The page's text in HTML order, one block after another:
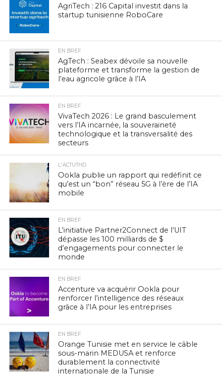
AgriTech : 216 Capital investit dans la
startup tunisienne RoboCare
EN BREF
AgTech : Seabex dévoile sa nouvelle
plateforme et transforme la gestion de
l’eau agricole grâce à l’IA
EN BREF
VivaTech 2026 : Le grand basculement
vers l’IA incarnée, la souveraineté
technologique et la transversalité des
secteurs
L'ACTUTHD
Ookla publie un rapport qui redéfinit ce
qu’est un “bon” réseau 5G à l’ère de l’IA
mobile
EN BREF
L’initiative Partner2Connect de l’UIT
dépasse les 100 milliards de $
d’engagements pour connecter le
monde
EN BREF
Accenture va acquérir Ookla pour
renforcer l’intelligence des réseaux
grâce à l’IA pour les entreprises
EN BREF
Orange Tunisie met en service le câble
sous-marin MEDUSA et renforce
durablement la connectivité
internationale de la Tunisie